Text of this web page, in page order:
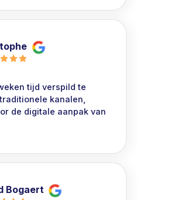
tijd verspild te
kanalen,
de digitale aanpak van
Bogaert